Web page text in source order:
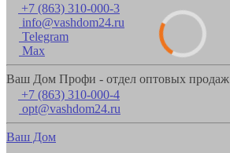
+7 (863) 310-000-3
info@vashdom24.ru
Telegram
Max
Ваш Дом Профи - отдел оптовых продаж
+7 (863) 310-000-4
opt@vashdom24.ru
Ваш Дом